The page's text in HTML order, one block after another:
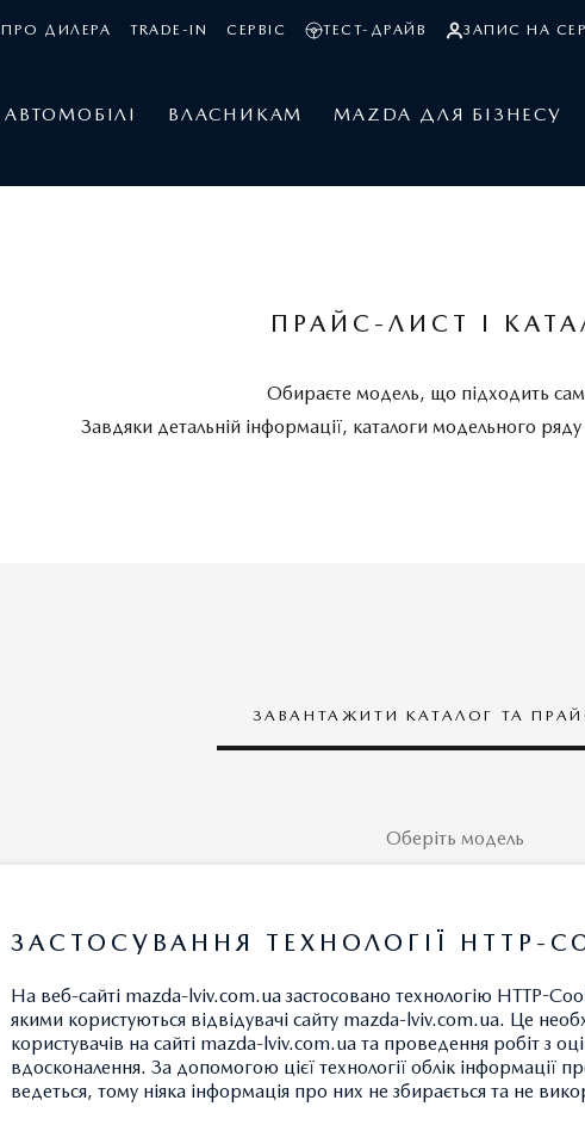
ПРО ДИЛЕРА TRADE-IN СЕРВІС ТЕСТ-ДРАЙВ ЗАПИС НА
АВТОМОБІЛІ ВЛАСНИКАМ MAZDA ДЛЯ БІЗНЕСУ
ПРАЙС-ЛИСТ І
Обираєте модель, що підходить
Завдяки детальній інформації, каталоги модельного
ЗАВАНТАЖИТИ КАТАЛОГ ТА
Оберіть модель
MAZDA3
ЗАСТОСУВАННЯ ТЕХНОЛОГІЇ HTTP-
На веб-сайті mazda-lviv.com.ua застосовано технологію HTTP-
якими користуються відвідувачі сайту mazda-lviv.com.ua. Це
користувачів на сайті mazda-lviv.com.ua та проведення робіт з
вдосконалення. За допомогою цієї технології облік інформації
ведеться, тому ніяка інформація про них не збирається та не